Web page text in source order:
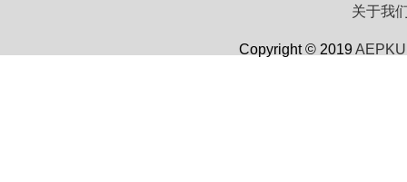
关于我
Copyright © 2019